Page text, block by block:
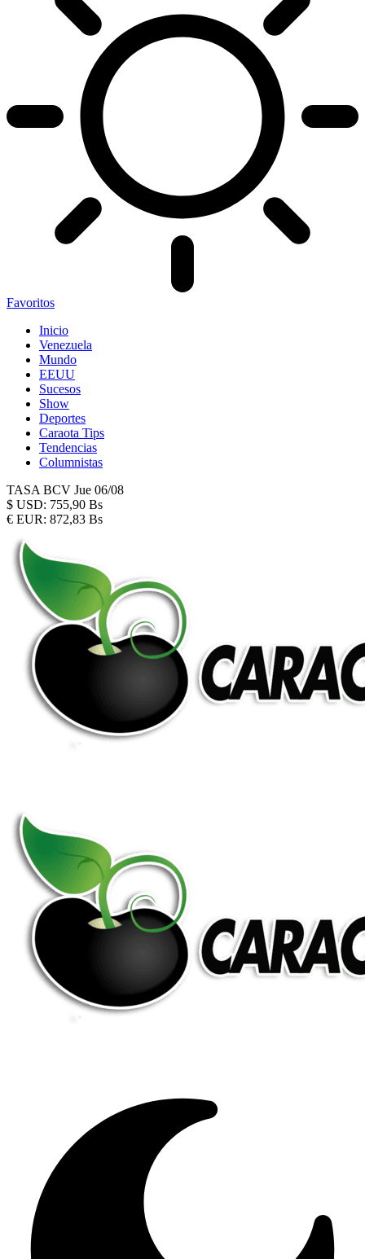
Favoritos
Inicio
Venezuela
Mundo
EEUU
Sucesos
Show
Deportes
Caraota Tips
Tendencias
Columnistas
TASA BCV Jue 06/08
$ USD: 755,90 Bs
€ EUR: 872,83 Bs